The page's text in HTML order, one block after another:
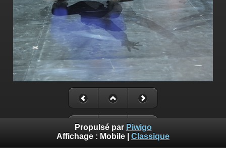
Propulsé par Piwigo
Affichage : Mobile Classique